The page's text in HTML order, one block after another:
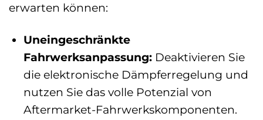
erwarten können:
Uneingeschränkte
Fahrwerksanpassung:Deaktivieren Sie
die elektronische Dämpferregelung und
nutzen Sie das volle Potenzial von
Aftermarket-Fahrwerkskomponenten.